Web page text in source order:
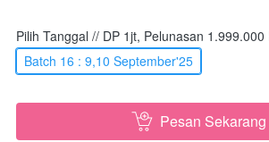
Pilih Tanggal // DP 1jt, Pelunasan 1.999.000
Batch 16 : 9,10 September'25
` Pesan Sekarang